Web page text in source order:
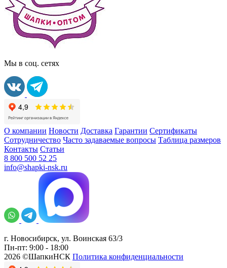
Мы в соц. сетях
О компании Новости Доставка Гарантии Сертификаты
Сотрудничество Часто задаваемые вопросы Таблица размеров
Контакты Статьи
8 800 500 52 25
info@shapki-nsk.ru
г. Новосибирск, ул. Воинская 63/3
Пн-пт: 9:00 - 18:00
2026 ©ШапкиНСК Политика конфиденциальности